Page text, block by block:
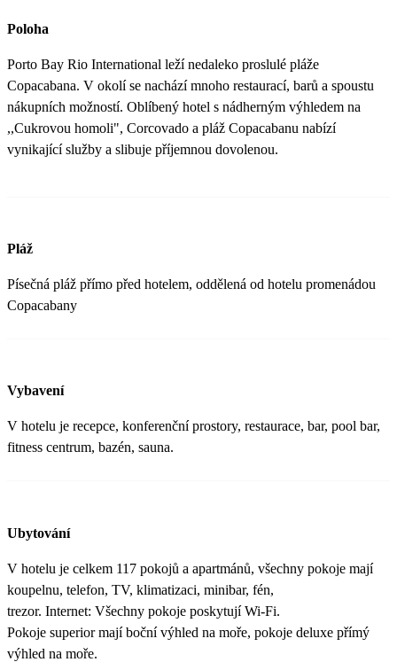
Poloha
Porto Bay Rio International leží nedaleko proslulé pláže
Copacabana. V okolí se nachází mnoho restaurací, barů a spoustu
nákupních možností. Oblíbený hotel s nádherným výhledem na
,,Cukrovou homoli", Corcovado a pláž Copacabanu nabízí
vynikající služby a slibuje příjemnou dovolenou.
Pláž
Písečná pláž přímo před hotelem, oddělená od hotelu promenádou
Copacabany
Vybavení
V hotelu je recepce, konferenční prostory, restaurace, bar, pool bar,
fitness centrum, bazén, sauna.
Ubytování
V hotelu je celkem 117 pokojů a apartmánů, všechny pokoje mají
koupelnu, telefon, TV, klimatizaci, minibar, fén,
trezor. Internet: Všechny pokoje poskytují Wi-Fi.
Pokoje superior mají boční výhled na moře, pokoje deluxe přímý
výhled na moře.